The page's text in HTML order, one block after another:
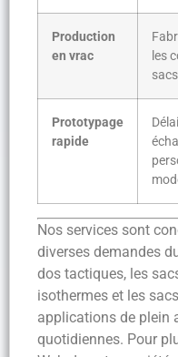
Production
en vrac
les
Prototypage
rapide
Nos services sont
diverses demandes
dos tactiques, les
isothermes et les
applications de plein
quotidiennes. Pour